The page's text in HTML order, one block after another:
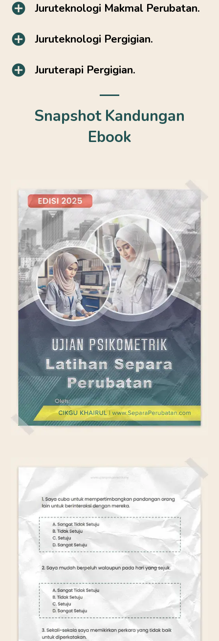
Juruteknologi Makmal Perubatan.
Juruteknologi Pergigian.
Juruterapi Pergigian.
Snapshot Kandungan
Ebook